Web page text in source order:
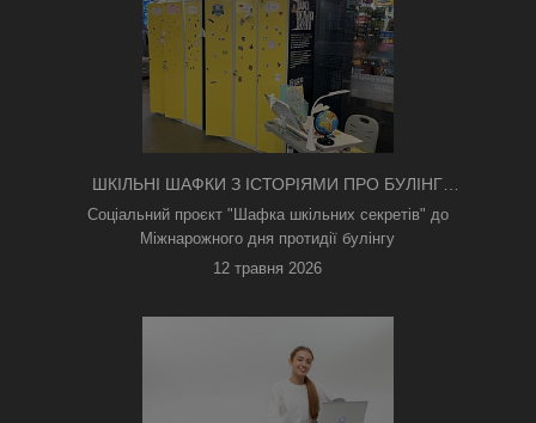
ШКІЛЬНІ ШАФКИ З ІСТОРІЯМИ ПРО БУЛІНГ
З'ЯВИЛИСЯ В КИЄВІ
Соціальний проєкт "Шафка шкільних секретів" до
Міжнарожного дня протидії булінгу
12 травня 2026